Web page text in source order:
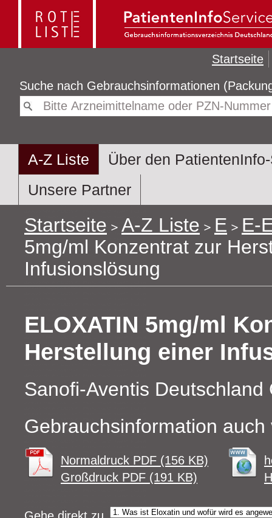
Suche nach
A-Z Liste
Über den
Unsere Partner
Startseite
Startseite A-Z Liste E
E-
5mg/ml Konzentrat zur
Infusionslösung
ELOXATIN 5mg/ml
Herstellung einer
Sanofi-Aventis Deutschland
Gebrauchsinformation
Normaldruck PDF (156 KB)
Großdruck PDF (191 KB)